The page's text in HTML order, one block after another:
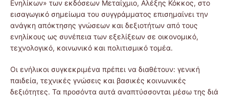
Ενηλίκων» των εκδόσεων Μεταίχμιο, Αλέξης Κόκκος, στο
εισαγωγικό σημείωμα του συγγράμματος επισημαίνει την
ανάγκη απόκτησης γνώσεων και δεξιοτήτων από τους
ενηλίκους ως συνέπεια των εξελίξεων σε οικονομικό,
τεχνολογικό, κοινωνικό και πολιτισμικό τομέα.
Οι ενήλικοι συγκεκριμένα πρέπει να διαθέτουν: γενική
παιδεία, τεχνικές γνώσεις και βασικές κοινωνικές
δεξιότητες. Τα προσόντα αυτά αναπτύσσονται μέσω της διά